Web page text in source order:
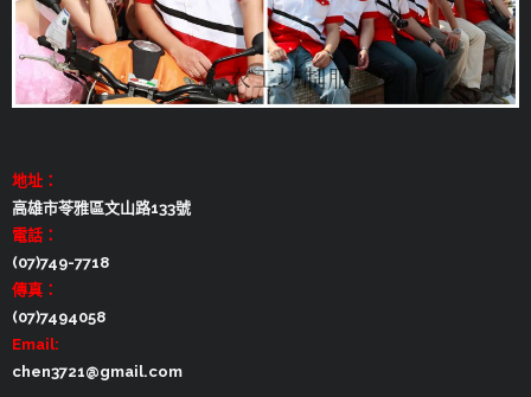
地址：
高雄市苓雅區文山路133號
電話：
(07)749-7718
傳真：
(07)7494058
Email:
chen3721@gmail.com